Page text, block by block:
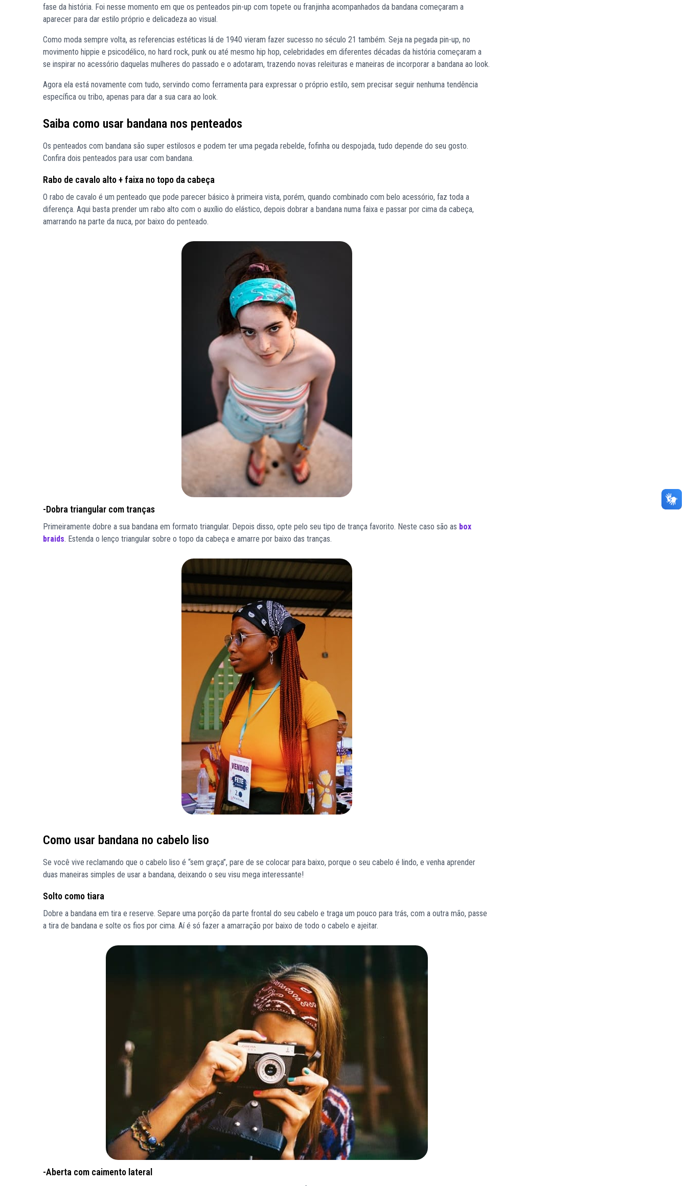
fase da história. Foi nesse momento em que os penteados pin-up com topete ou franjinha acompanhados da bandana começaram a
aparecer para dar estilo próprio e delicadeza ao visual.
Como moda sempre volta, as referencias estéticas lá de 1940 vieram fazer sucesso no século 21 também. Seja na pegada pin-up, no
movimento hippie e psicodélico, no hard rock, punk ou até mesmo hip hop, celebridades em diferentes décadas da história começaram a
se inspirar no acessório daquelas mulheres do passado e o adotaram, trazendo novas releituras e maneiras de incorporar a bandana ao look.
Agora ela está novamente com tudo, servindo como ferramenta para expressar o próprio estilo, sem precisar seguir nenhuma tendência
específica ou tribo, apenas para dar a sua cara ao look.
Saiba como usar bandana nos penteados
Os penteados com bandana são super estilosos e podem ter uma pegada rebelde, fofinha ou despojada, tudo depende do seu gosto.
Confira dois penteados para usar com bandana.
Rabo de cavalo alto + faixa no topo da cabeça
O rabo de cavalo é um penteado que pode parecer básico à primeira vista, porém, quando combinado com belo acessório, faz toda a
diferença. Aqui basta prender um rabo alto com o auxílio do elástico, depois dobrar a bandana numa faixa e passar por cima da cabeça,
amarrando na parte da nuca, por baixo do penteado.
-Dobra triangular com tranças
Primeiramente dobre a sua bandana em formato triangular. Depois disso, opte pelo seu tipo de trança favorito. Neste caso são as box
braids. Estenda o lenço triangular sobre o topo da cabeça e amarre por baixo das tranças.
Como usar bandana no cabelo liso
Se você vive reclamando que o cabelo liso é “sem graça”, pare de se colocar para baixo, porque o seu cabelo é lindo, e venha aprender
duas maneiras simples de usar a bandana, deixando o seu visu mega interessante!
Solto como tiara
Dobre a bandana em tira e reserve. Separe uma porção da parte frontal do seu cabelo e traga um pouco para trás, com a outra mão, passe
a tira de bandana e solte os fios por cima. Aí é só fazer a amarração por baixo de todo o cabelo e ajeitar.
-Aberta com caimento lateral